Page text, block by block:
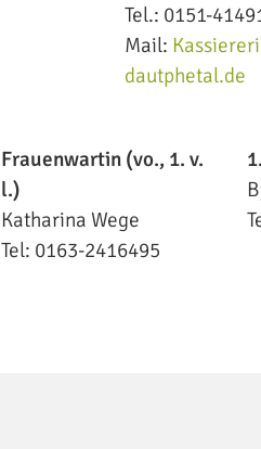
Tel.: 0151-
Mail:
dautphetal.de
Frauenwartin (vo., 1. v.
l.)
Katharina Wege
Tel: 0163-2416495